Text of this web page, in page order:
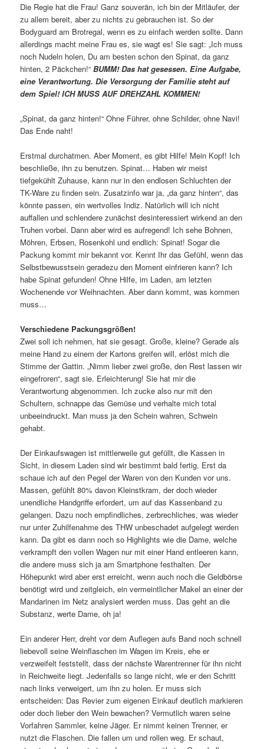
Die Regie hat die Frau! Ganz souverän, ich bin der Mitläufer, der
zu allem bereit, aber zu nichts zu gebrauchen ist. So der
Bodyguard am Brotregal, wenn es zu einfach werden sollte. Dann
allerdings macht meine Frau es, sie wagt es! Sie sagt: „Ich muss
noch Nudeln holen, Du am besten schon den Spinat, da ganz
hinten, 2 Päckchen!“ BUMM! Das hat gesessen. Eine Aufgabe,
eine Verantwortung. Die Versorgung der Familie steht auf
dem Spiel! ICH MUSS AUF DREHZAHL KOMMEN!
„Spinat, da ganz hinten!“ Ohne Führer, ohne Schilder, ohne Navi!
Das Ende naht!
Erstmal durchatmen. Aber Moment, es gibt Hilfe! Mein Kopf! Ich
beschließe, ihn zu benutzen. Spinat… Haben wir meist
tiefgekühlt Zuhause, kann nur in den endlosen Schluchten der
TK-Ware zu finden sein. Zusatzinfo war ja, „da ganz hinten“, das
könnte passen, ein wertvolles Indiz. Natürlich will ich nicht
auffallen und schlendere zunächst desinteressiert wirkend an den
Truhen vorbei. Dann aber wird es aufregend! Ich sehe Bohnen,
Möhren, Erbsen, Rosenkohl und endlich: Spinat! Sogar die
Packung kommt mir bekannt vor. Kennt Ihr das Gefühl, wenn das
Selbstbewusstsein geradezu den Moment einfrieren kann? Ich
habe Spinat gefunden! Ohne Hilfe, im Laden, am letzten
Wochenende vor Weihnachten. Aber dann kommt, was kommen
muss…
Verschiedene Packungsgrößen!
Zwei soll ich nehmen, hat sie gesagt. Große, kleine? Gerade als
meine Hand zu einem der Kartons greifen will, erlöst mich die
Stimme der Gattin. „Nimm lieber zwei große, den Rest lassen wir
eingefroren“, sagt sie. Erleichterung! Sie hat mir die
Verantwortung abgenommen. Ich zucke also nur mit den
Schultern, schnappe das Gemüse und verhalte mich total
unbeeindruckt. Man muss ja den Schein wahren, Schwein
gehabt.
Der Einkaufswagen ist mittlerweile gut gefüllt, die Kassen in
Sicht, in diesem Laden sind wir bestimmt bald fertig. Erst da
schaue ich auf den Pegel der Waren von den Kunden vor uns.
Massen, gefühlt 80% davon Kleinstkram, der doch wieder
unendliche Handgriffe erfordert, um auf das Kassenband zu
gelangen. Dazu noch empfindliches, zerbrechliches, was wieder
nur unter Zuhilfenahme des THW unbeschadet aufgelegt werden
kann. Da gibt es dann noch so Highlights wie die Dame, welche
verkrampft den vollen Wagen nur mit einer Hand entleeren kann,
die andere muss sich ja am Smartphone festhalten. Der
Höhepunkt wird aber erst erreicht, wenn auch noch die Geldbörse
benötigt wird und zeitgleich, ein vermeintlicher Makel an einer der
Mandarinen im Netz analysiert werden muss. Das geht an die
Substanz, werte Dame, oh ja!
Ein anderer Herr, dreht vor dem Auflegen aufs Band noch schnell
liebevoll seine Weinflaschen im Wagen im Kreis, ehe er
verzweifelt feststellt, dass der nächste Warentrenner für ihn nicht
in Reichweite liegt. Jedenfalls so lange nicht, wie er den Schritt
nach links verweigert, um ihn zu holen. Er muss sich
entscheiden: Das Revier zum eigenen Einkauf deutlich markieren
oder doch lieber den Wein bewachen? Vermutlich waren seine
Vorfahren Sammler, keine Jäger. Er nimmt keinen Trenner, er
nutzt die Flaschen. Die fallen um und rollen weg. Er schaut,